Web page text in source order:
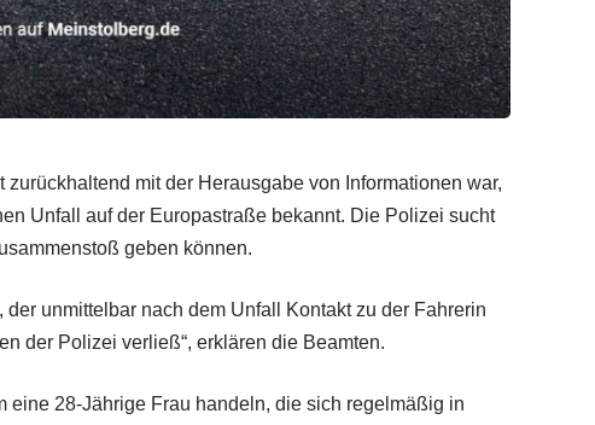
mit der Herausgabe von Informationen war,
Unfall auf der Europastraße bekannt. Die Polizei sucht
geben können.
unmittelbar nach dem Unfall Kontakt zu der Fahrerin
der Polizei verließ“, erklären die Beamten.
eine 28-Jährige Frau handeln, die sich regelmäßig in